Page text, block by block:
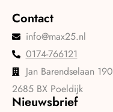
Contact
info@max25.nl
0174-766121
Jan Barendselaan 190
2685 BX Poeldijk
Nieuwsbrief